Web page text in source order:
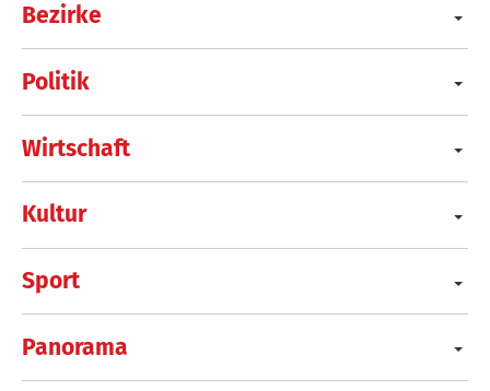
Bezirke
Politik
Wirtschaft
Kultur
Sport
Panorama